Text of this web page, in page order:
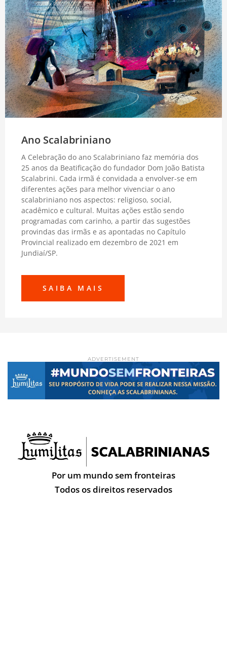
Ano Scalabriniano
A Celebração do ano Scalabriniano faz memória dos
25 anos da Beatificação do fundador Dom João Batista
Scalabrini. Cada irmã é convidada a envolver-se em
diferentes ações para melhor vivenciar o ano
scalabriniano nos aspectos: religioso, social,
acadêmico e cultural. Muitas ações estão sendo
programadas com carinho, a partir das sugestões
provindas das irmãs e as apontadas no Capítulo
Provincial realizado em dezembro de 2021 em
Jundiaí/SP.
SAIBA MAIS
ADVERTISEMENT
Por um mundo sem fronteiras
Todos os direitos reservados